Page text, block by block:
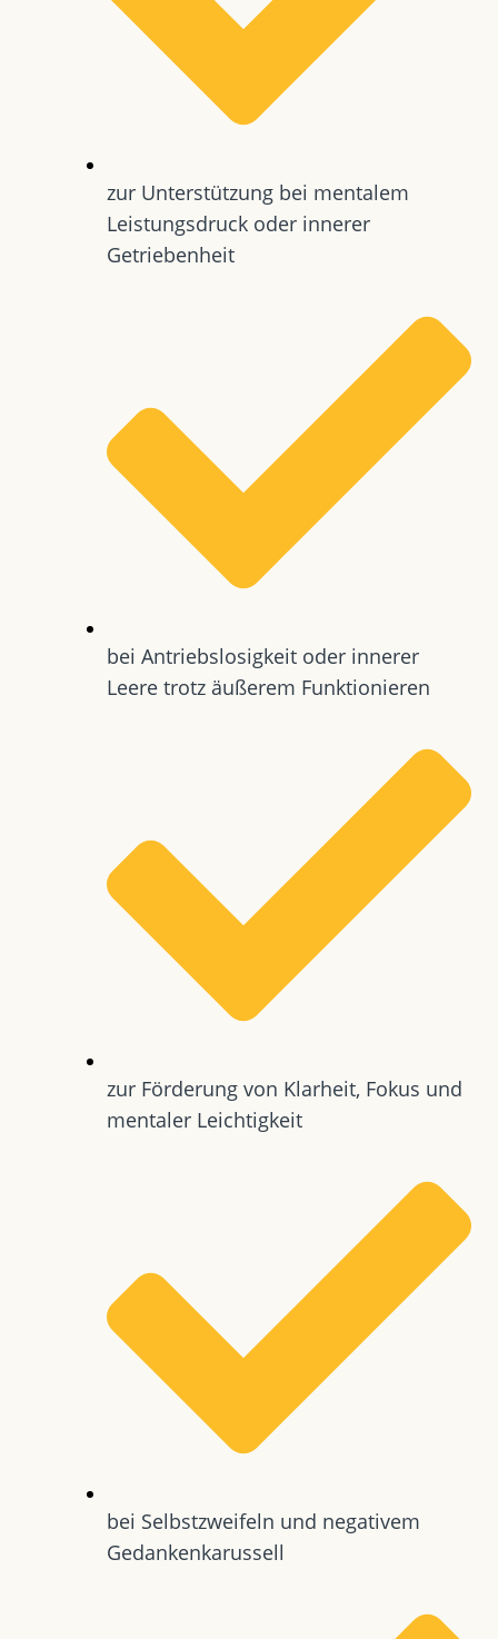
zur Unterstützung bei mentalem
Leistungsdruck oder innerer
Getriebenheit
bei Antriebslosigkeit oder innerer
Leere trotz äußerem Funktionieren
zur Förderung von Klarheit, Fokus und
mentaler Leichtigkeit
bei Selbstzweifeln und negativem
Gedankenkarussell